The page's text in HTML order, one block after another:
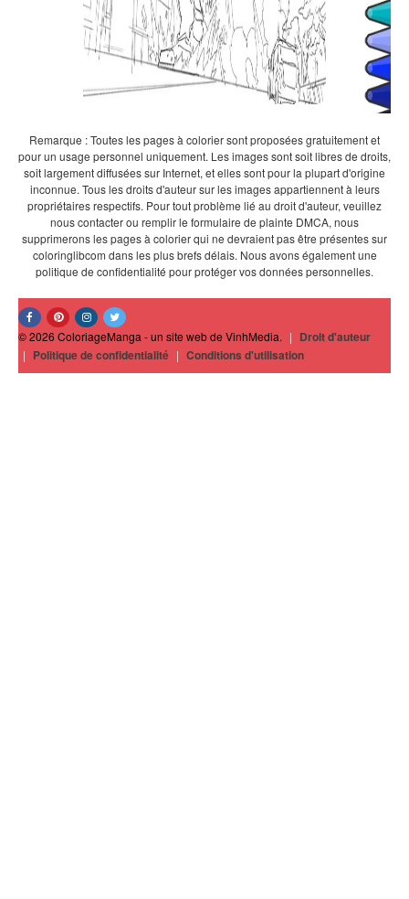
Remarque : Toutes les pages à colorier sont proposées gratuitement et
pour un usage personnel uniquement. Les images sont soit libres de droits,
soit largement diffusées sur Internet, et elles sont pour la plupart d'origine
inconnue. Tous les droits d'auteur sur les images appartiennent à leurs
propriétaires respectifs. Pour tout problème lié au droit d'auteur, veuillez
nous contacter ou remplir le formulaire de plainte DMCA, nous
supprimerons les pages à colorier qui ne devraient pas être présentes sur
coloringlibcom dans les plus brefs délais. Nous avons également une
politique de confidentialité pour protéger vos données personnelles.
© 2026 ColoriageManga - un site web de VinhMedia. | Droit d'auteur
| Politique de confidentialité | Conditions d'utilisation